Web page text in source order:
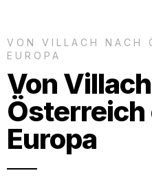
VON VILLACH NACH
EUROPA
Von
Österreich
Europa